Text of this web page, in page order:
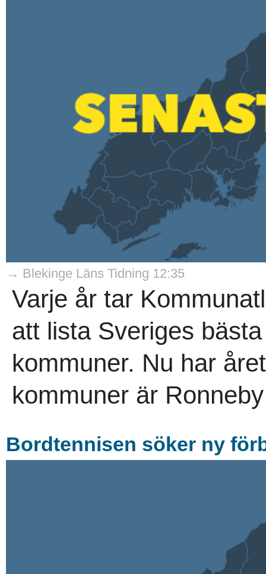
→ Blekinge Läns Tidning 12:35
Varje år tar
att lista Sveriges
kommuner. Nu har
kommuner är
Bordtennisen söker ny